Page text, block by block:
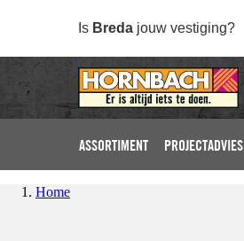
Is Breda jouw vestiging?
ASSORTIMENT PROJECTADVIES
Home